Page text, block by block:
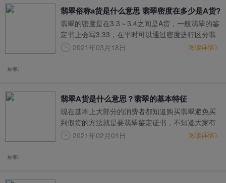
翡翠俗称a货是什么意思 翡翠密度在多少是A货?
翡翠的密度是在3.3～3.4之间是A货，一般翡翠的鉴
定书上会写3.33，在平时可以通过密度进行区分翡
翠的真假。而经过人工处理的B货或者C货密度小，
2021年03月18日 阅读详情》
标签:
翡翠A货是什么意思？翡翠的基本特征
现在基本上大部分的消费者都知道购买翡翠避免买
到假货的方法就是要翡翠鉴定证书，不知道大家有
没有仔细看过翡翠的鉴定证书上，上面不出意外的
2021年02月01日 阅读详情》
标签: